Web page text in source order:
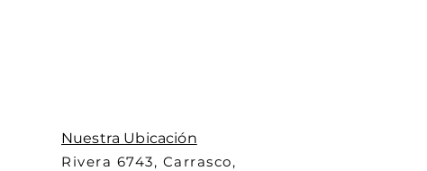
Nuestra Ubicación
Rivera 6743, Carrasco,